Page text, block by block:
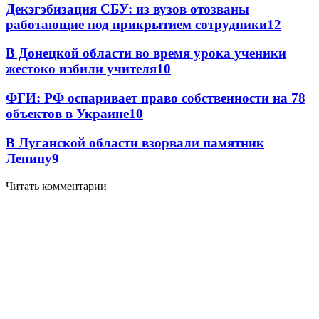
Декэгэбизация СБУ: из вузов отозваны
работающие под прикрытием сотрудники12
В Донецкой области во время урока ученики
жестоко избили учителя10
ФГИ: РФ оспаривает право собственности на 78
объектов в Украине10
В Луганской области взорвали памятник
Ленину9
Читать комментарии